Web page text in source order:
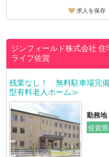
求人を保存
ジンフィールド株式会社住
ライフ佐賀
残業なし！ 無料駐車場完
型有料老人ホーム≫
勤務地
佐賀